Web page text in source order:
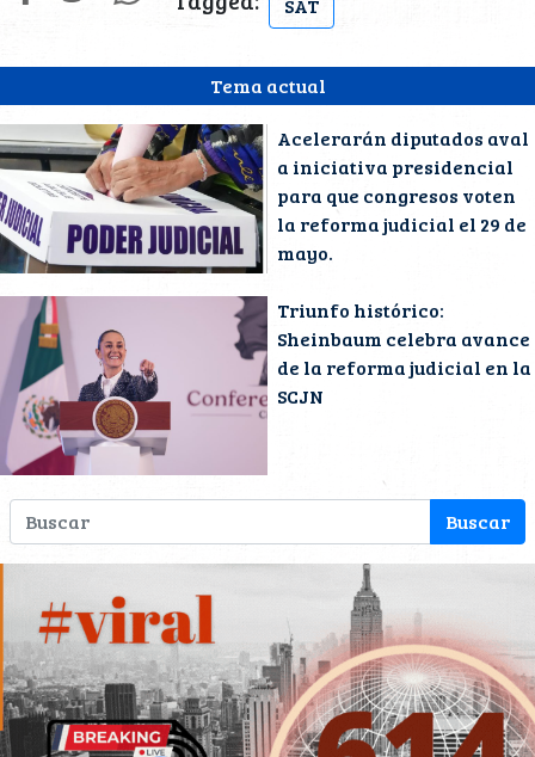
Tema actual
Acelerarán diputados aval
a iniciativa presidencial
para que congresos voten
la reforma judicial el 29 de
mayo.
Triunfo histórico:
Sheinbaum celebra avance
de la reforma judicial en la
SCJN
SAT